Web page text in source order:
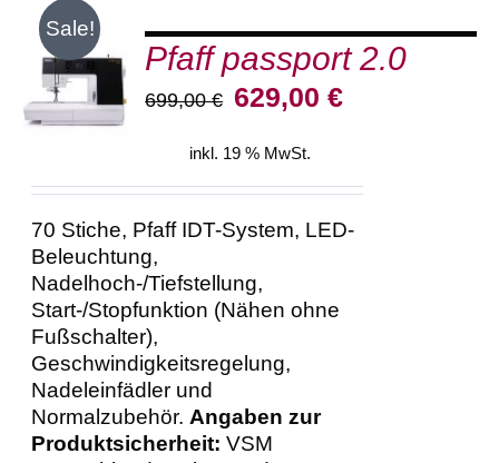
Sale!
IN DEN
WARENKORB
/
DETAILS
Pfaff passport 2.0
699,00€ Ursprünglicher
war:
629,00€Aktueller
inkl. 19 % MwSt.
70 Stiche, Pfaff IDT-System, LED-
Beleuchtung,
Nadelhoch-/Tiefstellung,
Start-/Stopfunktion (Nähen ohne
Fußschalter),
Geschwindigkeitsregelung,
Nadeleinfädler und
Normalzubehör.Angaben zur
Produktsicherheit: VSM